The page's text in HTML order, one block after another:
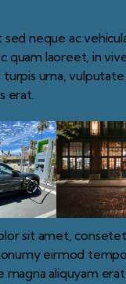
neque ac
quam laoreet, in
turpis urna,
erat.
sit amet,
eirmod
aliquyam